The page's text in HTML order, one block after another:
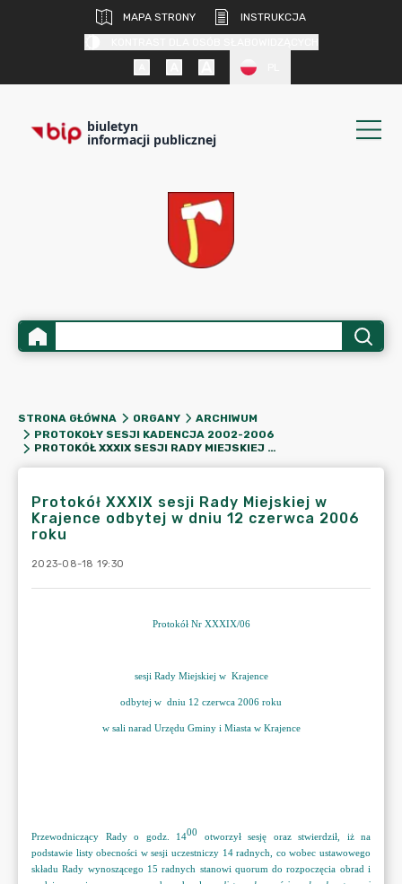
MAPA STRONY
INSTRUKCJA
biuletyn
informacji publicznej
STRONA GŁÓWNA ORGANY
ARCHIWUM
PROTOKOŁY SESJI KADENCJA 2002-2006
PROTOKÓŁ XXXIX SESJI RADY MIEJSKIEJ W KRAJENCE ODBYTEJ W DNIU 12 CZERWCA 2006 ROKU
Protokół XXXIX sesji Rady Miejskiej w
Krajence odbytej w dniu 12 czerwca 2006
roku
2023-08-18 19:30